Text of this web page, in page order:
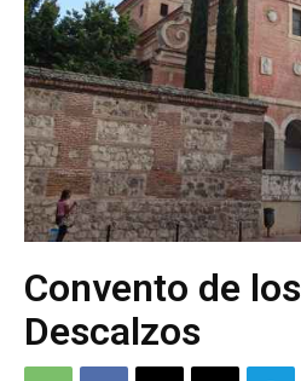
Convento de
Descalzos